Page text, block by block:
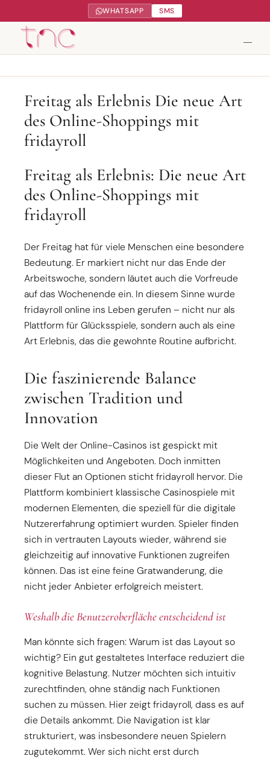
WHATSAPP SMS
Tendance Nature Communication
Création de sites web à Serres-Castet
Google My Business
Freitag als Erlebnis Die neue Art
des Online-Shoppings mit
fridayroll
Freitag als Erlebnis: Die neue Art
des Online-Shoppings mit
fridayroll
Der Freitag hat für viele Menschen eine besondere
Bedeutung. Er markiert nicht nur das Ende der
Arbeitswoche, sondern läutet auch die Vorfreude
auf das Wochenende ein. In diesem Sinne wurde
fridayroll online ins Leben gerufen – nicht nur als
Plattform für Glücksspiele, sondern auch als eine
Art Erlebnis, das die gewohnte Routine aufbricht.
Die faszinierende Balance
zwischen Tradition und
Innovation
Die Welt der Online-Casinos ist gespickt mit
Möglichkeiten und Angeboten. Doch inmitten
dieser Flut an Optionen sticht fridayroll hervor. Die
Plattform kombiniert klassische Casinospiele mit
modernen Elementen, die speziell für die digitale
Nutzererfahrung optimiert wurden. Spieler finden
sich in vertrauten Layouts wieder, während sie
gleichzeitig auf innovative Funktionen zugreifen
können. Das ist eine feine Gratwanderung, die
nicht jeder Anbieter erfolgreich meistert.
Weshalb die Benutzeroberfläche entscheidend ist
Man könnte sich fragen: Warum ist das Layout so
wichtig? Ein gut gestaltetes Interface reduziert die
kognitive Belastung. Nutzer möchten sich intuitiv
zurechtfinden, ohne ständig nach Funktionen
suchen zu müssen. Hier zeigt fridayroll, dass es auf
die Details ankommt. Die Navigation ist klar
strukturiert, was insbesondere neuen Spielern
zugutekommt. Wer sich nicht erst durch